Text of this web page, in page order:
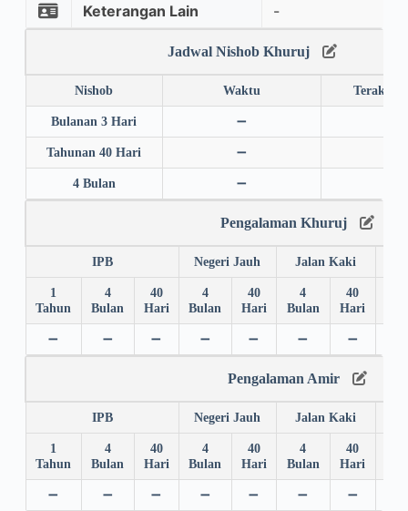
Keterangan Lain -
Jadwal Nishob Khuruj
Nishob Waktu Terakhir
Bulanan 3 Hari ➖
Tahunan 40 Hari ➖
4 Bulan ➖
Pengalaman Khuruj
IPB Negeri Jauh Jalan Kaki
1
Tahun
4
Bulan
40
Hari
4
Bulan
40
Hari
4
Bulan
40
Hari
➖ ➖ ➖ ➖ ➖ ➖ ➖
Pengalaman Amir
IPB Negeri Jauh Jalan Kaki
1
Tahun
4
Bulan
40
Hari
4
Bulan
40
Hari
4
Bulan
40
Hari
➖ ➖ ➖ ➖ ➖ ➖ ➖